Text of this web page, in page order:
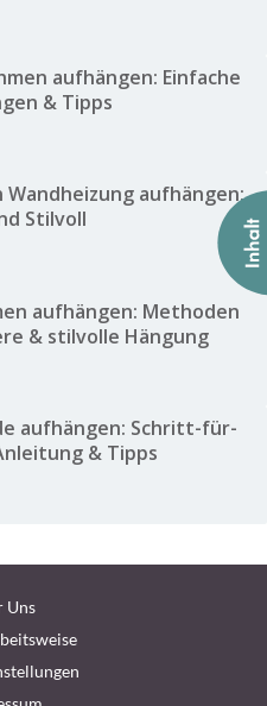
aufhängen: Einfache
& Tipps
Wandheizung aufhängen:
Stilvoll
aufhängen: Methoden
& stilvolle Hängung
aufhängen: Schritt-für-
& Tipps
Uns